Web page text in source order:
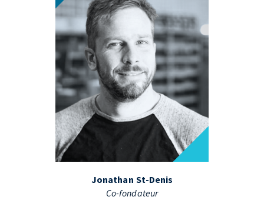
Jonathan St-Denis
Co-fondateur